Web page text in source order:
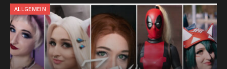
ALLGEMEIN